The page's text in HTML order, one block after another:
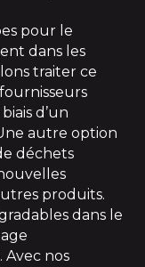
pour le
dans les
traiter ce
d’un
autre option
déchets
produits.
dans le
nos